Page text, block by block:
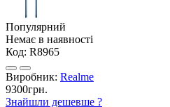
Популярний
Немає в наявності
Код: R8965
Виробник: Realme
9300грн.
Знайшли дешевше ?